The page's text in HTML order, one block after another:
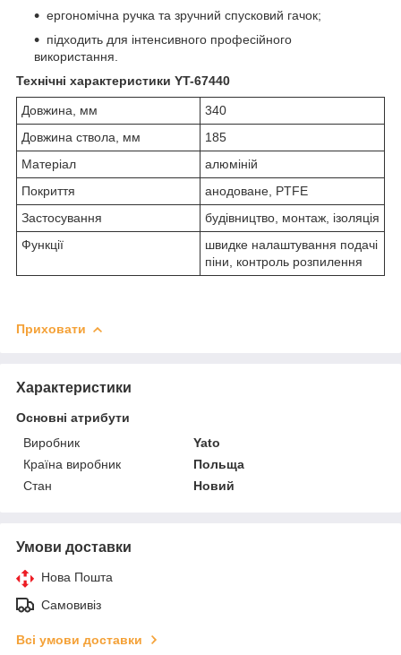
ергономічна ручка та зручний спусковий гачок;
підходить для інтенсивного професійного
використання.
Технічні характеристики YT-67440
Довжина, мм
340
Довжина ствола, мм
185
Матеріал
алюміній
Покриття
анодоване, PTFE
Застосування
будівництво, монтаж, ізоляція
Функції
швидке налаштування подачі
піни, контроль розпилення
Приховати
Характеристики
Основні атрибути
Виробник
Yato
Країна виробник
Польща
Стан
Новий
Умови доставки
Нова Пошта
Самовивіз
Всі умови доставки